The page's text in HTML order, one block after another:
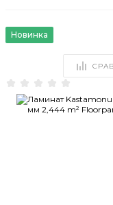
Новинка